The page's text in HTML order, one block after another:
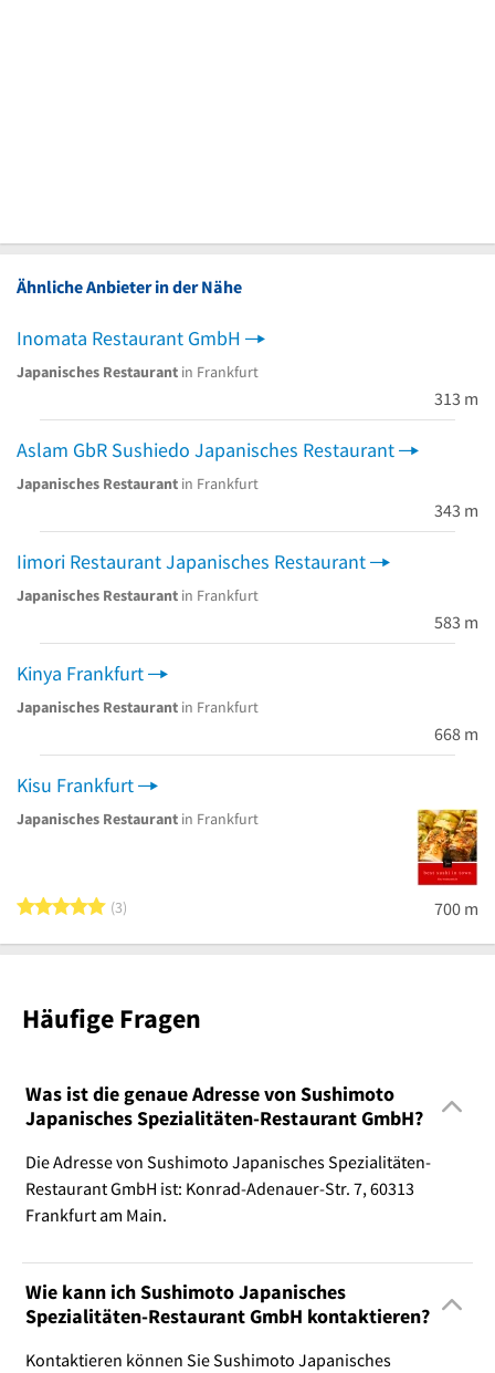
Ähnliche Anbieter in der Nähe
Inomata Restaurant GmbH
Japanisches Restaurant in Frankfurt
313 m
Aslam GbR Sushiedo Japanisches Restaurant
Japanisches Restaurant in Frankfurt
343 m
Iimori Restaurant Japanisches Restaurant
Japanisches Restaurant in Frankfurt
583 m
Kinya Frankfurt
Japanisches Restaurant in Frankfurt
668 m
Kisu Frankfurt
Japanisches Restaurant in Frankfurt
5 von 5 Sternen
3 700 m
Häufige Fragen
Was ist die genaue Adresse von Sushimoto
Japanisches Spezialitäten-Restaurant GmbH?
Die Adresse von Sushimoto Japanisches Spezialitäten-
Restaurant GmbH ist: Konrad-Adenauer-Str. 7, 60313
Frankfurt am Main.
Wie kann ich Sushimoto Japanisches
Spezialitäten-Restaurant GmbH kontaktieren?
Kontaktieren können Sie Sushimoto Japanisches